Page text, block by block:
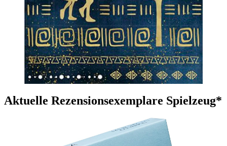
Aktuelle Rezensionsexemplare Spielzeug*